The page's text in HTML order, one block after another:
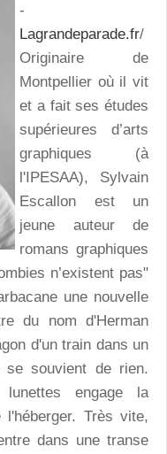
-
Lagrandeparade.fr/
Originaire de
Montpellier où il vit
et a fait ses études
supérieures d’arts
graphiques (à
l'IPESAA), Sylvain
Escallon est un
jeune auteur de
romans graphiques
n’existent pas"
une nouvelle
du nom d'Herman
d'un train dans un
souvient de rien.
engage la
Très vite,
dans une transe